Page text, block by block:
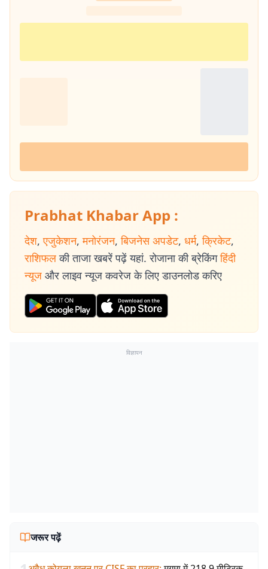
Prabhat Khabar App :
देश, एजुकेशन, मनोरंजन, बिजनेस अपडेट, धर्म, क्रिकेट,
राशिफल की ताजा खबरें पढ़ें यहां. रोजाना की ब्रेकिंग हिंदी
न्यूज और लाइव न्यूज कवरेज के लिए डाउनलोड करिए
विज्ञापन
जरूर पढ़ें